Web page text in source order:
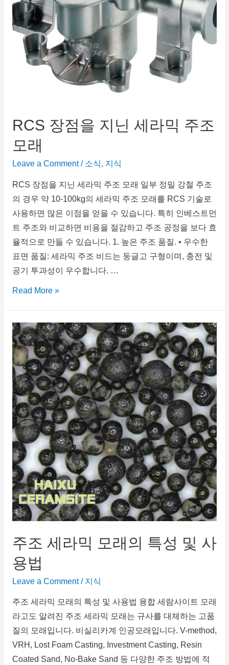
RCS 장점을 지닌 세라믹 주조
모래
Leave a Comment / 소식, 지식
RCS 장점을 지닌 세라믹 주조 모래 일부 정밀 강철 주조
의 경우 약 10-100kg의 세라믹 주조 모래를 RCS 기술로
사용하면 많은 이점을 얻을 수 있습니다. 특히 인베스트먼
트 주조와 비교하면 비용을 절감하고 주조 공정을 보다 효
율적으로 만들 수 있습니다. 1. 높은 주조 품질. • 우수한
표면 품질: 세라믹 주조 비드는 둥글고 구형이며, 충전 및
공기 투과성이 우수합니다. …
Read More »
주조 세라믹 모래의 특성 및 사
용법
Leave a Comment / 지식
주조 세라믹 모래의 특성 및 사용법 융합 세람사이트 모래
라고도 알려진 주조 세라믹 모래는 규사를 대체하는 고품
질의 모래입니다. 비실리카계 인공모래입니다. V-method,
VRH, Lost Foam Casting, Investment Casting, Resin
Coated Sand, No-Bake Sand 등 다양한 주조 방법에 적